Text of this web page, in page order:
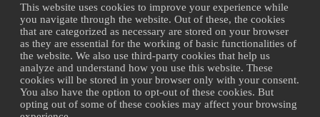
This website uses cookies to improve your experience while
you navigate through the website. Out of these, the cookies
that are categorized as necessary are stored on your browser
as they are essential for the working of basic functionalities of
the website. We also use third-party cookies that help us
analyze and understand how you use this website. These
cookies will be stored in your browser only with your consent.
You also have the option to opt-out of these cookies. But
opting out of some of these cookies may affect your browsing